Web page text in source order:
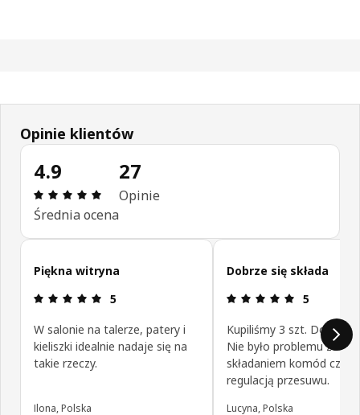
Opinie klientów
4.9
Opinia: 4.9 na 5 gwiazdki. Recenzje ogółem: 27
Średnia ocena
27
Opinie
Pomiń opinie klientów
Piękna witryna
Opinia: 5 na 5 gwiazdki.
5
W salonie na talerze, patery i
kieliszki idealnie nadaje się na
takie rzeczy.
Ilona, Polska
Dobrze się składa
Opinia: 5
5
Kupiliśmy 3 szt. Dobra
Nie było problemu ze
składaniem komód czy
regulacją przesuwu.
Lucyna, Polska